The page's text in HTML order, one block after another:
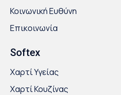
Κοινωνική Ευθύνη
Επικοινωνία
Softex
Χαρτί Υγείας
Χαρτί Κουζίνας